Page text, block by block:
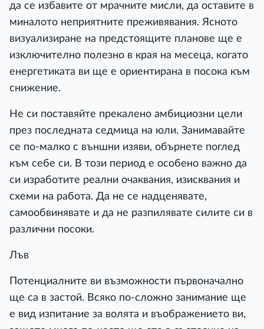
да се избавите от мрачните мисли, да оставите в
миналото неприятните преживявания. Ясното
визуализиране на предстоящите планове ще е
изключително полезно в края на месеца, когато
енергетиката ви ще е ориентирана в посока към
снижение.
Не си поставяйте прекалено амбициозни цели
през последната седмица на юли. Занимавайте
се по-малко с външни изяви, обърнете поглед
към себе си. В този период е особено важно да
си изработите реални очаквания, изисквания и
схеми на работа. Да не се надценявате,
самообвинявате и да не разпилявате силите си в
различни посоки.
Лъв
Потенциалните ви възможности първоначално
ще са в застой. Всяко по-сложно занимание ще
е вид изпитание за волята и въображението ви,